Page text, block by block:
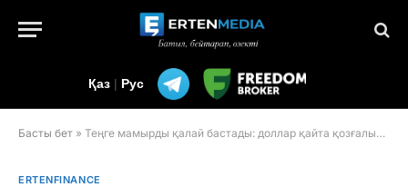
Қаз | Рус
Басты бет » Теңге мамырды қалай бастады: доллар қайта қозғалып, нарық демін ішіне тартты
ERTENFINANCE